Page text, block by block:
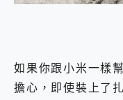
如果你跟小米一樣
擔心，即使裝上了